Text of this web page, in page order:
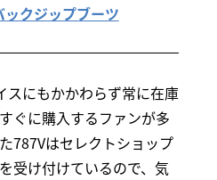
クジップブーツ
スにもかかわらず常に在庫
ぐに購入するファンが多
787Vはセレクトショップ
受け付けているので、気